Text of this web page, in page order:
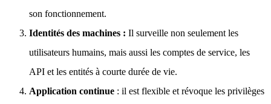
son fonctionnement.
Identités des machines : Il surveille non seulement les
utilisateurs humains, mais aussi les comptes de service, les
API et les entités à courte durée de vie.
Application continue : il est flexible et révoque les privilèges